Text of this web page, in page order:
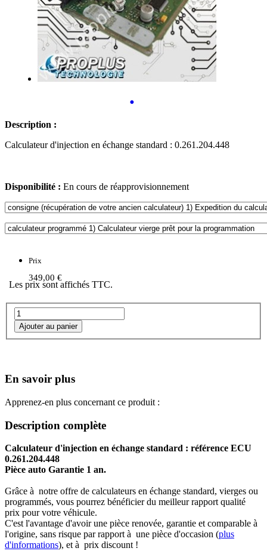
•
Description :
Calculateur d'injection en échange standard : 0.261.204.448
Disponibilité : En cours de réapprovisionnement
Prix
349,00 €
Les prix sont affichés TTC.
En savoir plus
Apprenez-en plus concernant ce produit :
Description complète
Calculateur d'injection en échange standard : référence ECU
0.261.204.448
Pièce auto Garantie 1 an.
Grâce à notre offre de calculateurs en échange standard, vierges ou
programmés, vous pourrez bénéficier du meilleur rapport qualité
prix pour votre véhicule.
C'est l'avantage d'avoir une pièce renovée, garantie et comparable à
l'origine, sans risque par rapport à une pièce d'occasion (plus
d'informations), et à prix discount !